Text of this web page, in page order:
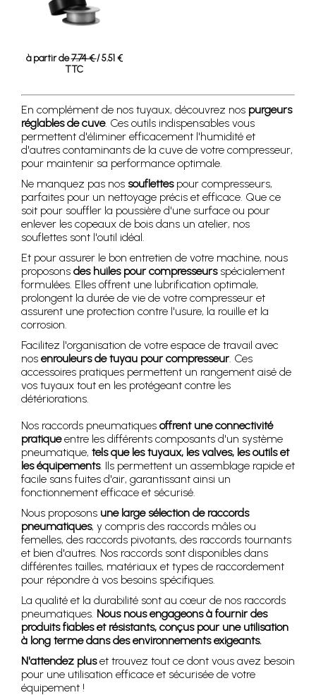
à partir de7.74 €/ 5.51 €
TTC
En complément de nos tuyaux, découvrez nos purgeurs
réglables de cuve. Ces outils indispensables vous
permettent d'éliminer efficacement l'humidité et
d'autres contaminants de la cuve de votre compresseur,
pour maintenir sa performance optimale.
Ne manquez pas nos souflettespour compresseurs,
parfaites pour un nettoyage précis et efficace. Que ce
soit pour souffler la poussière d'une surface ou pour
enlever les copeaux de bois dans un atelier, nos
souflettes sont l'outil idéal.
Et pour assurer le bon entretien de votre machine, nous
proposons des huiles pour compresseursspécialement
formulées. Elles offrent une lubrification optimale,
prolongent la durée de vie de votre compresseur et
assurent une protection contre l'usure, la rouille et la
corrosion.
Facilitez l'organisation de votre espace de travail avec
nos enrouleurs de tuyau pour compresseur. Ces
accessoires pratiques permettent un rangement aisé de
vos tuyaux tout en les protégeant contre les
détériorations.
Nos raccords pneumatiques offrent une connectivité
pratiqueentre les différents composants d'un système
pneumatique, tels que les tuyaux, les valves, les outils et
les équipements. Ils permettent un assemblage rapide et
facile sans fuites d'air, garantissant ainsi un
fonctionnement efficace et sécurisé.
Nous proposons une large sélection de raccords
pneumatiques, y compris des raccords mâles ou
femelles, des raccords pivotants, des raccords tournants
et bien d'autres. Nos raccords sont disponibles dans
différentes tailles, matériaux et types de raccordement
pour répondre à vos besoins spécifiques.
La qualité et la durabilité sont au cœur de nos raccords
pneumatiques. Nous nous engageons à fournir des
produits fiables et résistants, conçus pour une utilisation
à long terme dans des environnements exigeants.
N'attendez pluset trouvez tout ce dont vous avez besoin
pour une utilisation efficace et sécurisée de votre
équipement !